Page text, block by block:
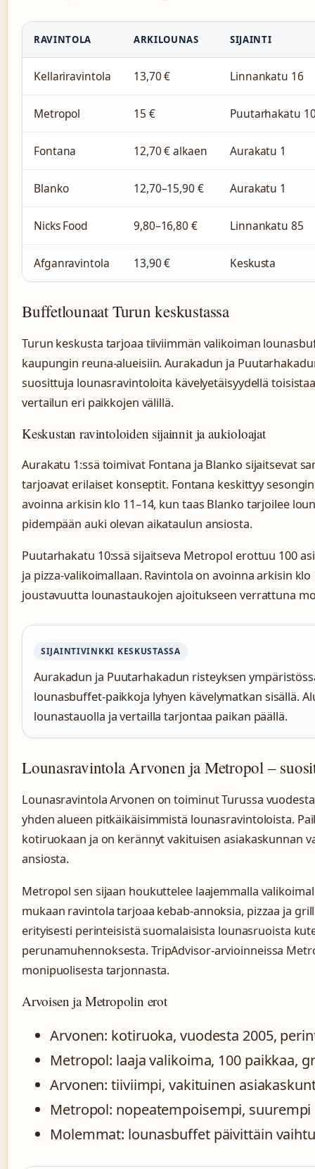
RAVINTOLA ARKILOUNAS SIJAINTI
Kellariravintola 13,70 € Linnankatu 16
Metropol 15 € Puutarhakatu
Fontana 12,70 € alkaen Aurakatu 1
Blanko 12,70–15,90 € Aurakatu 1
Nicks Food 9,80–16,80 € Linnankatu 85
Afganravintola 13,90 € Keskusta
Buffetlounaat Turun keskustassa
Turun keskusta tarjoaa tiiviimmän valikoiman
kaupungin reuna-alueisiin. Aurakadun ja
suosittuja lounasravintoloita kävelyetäisyydellä
vertailun eri paikkojen välillä.
Keskustan ravintoloiden sijainnit ja aukioloajat
Aurakatu 1:ssä toimivat Fontana ja Blanko sijaitsevat
tarjoavat erilaiset konseptit. Fontana keskittyy
avoinna arkisin klo 11–14, kun taas Blanko tarjoilee
pidempään auki olevan aikataulun ansiosta.
Puutarhakatu 10:ssä sijaitseva Metropol erottuu 100
ja pizza-valikoimallaan. Ravintola on avoinna arkisin
joustavuutta lounastaukojen ajoitukseen verrattuna
SIJAINTIVINKKI KESKUSTASSA
Aurakadun ja Puutarhakadun risteyksen
lounasbuffet-paikkoja lyhyen kävelymatkan sisällä.
lounastauolla ja vertailla tarjontaa paikan päällä.
Lounasravintola Arvonen ja Metropol –
Lounasravintola Arvonen on toiminut Turussa
yhden alueen pitkäikäisimmistä lounasravintoloista.
kotiruokaan ja on kerännyt vakituisen asiakaskunnan
ansiosta.
Metropol sen sijaan houkuttelee laajemmalla
mukaan ravintola tarjoaa kebab-annoksia, pizzaa ja
erityisesti perinteisistä suomalaisista lounasruoista
perunamuhennoksesta. TripAdvisor-arvioinneissa
monipuolisesta tarjonnasta.
Arvoisen ja Metropolin erot
Arvonen: kotiruoka, vuodesta 2005,
Metropol: laaja valikoima, 100 paikkaa,
Arvonen: tiiviimpi, vakituinen
Metropol: nopeatempoisempi,
Molemmat: lounasbuffet päivittäin